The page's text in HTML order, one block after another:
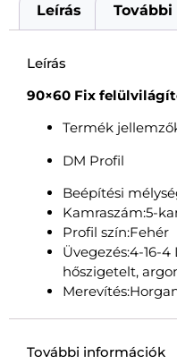
Leírás
Leírás
90×60 Fix
Termék
DM Profil
Beépítési
Kamraszám:5-
Profil szín:Fehér
Üvegezés:4-16-4
hőszigetelt,
További információk